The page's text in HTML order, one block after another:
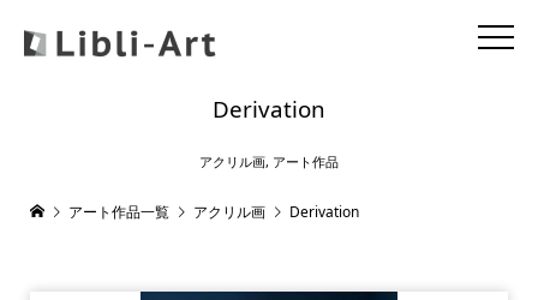
Derivation
アクリル画, アート作品
アート作品一覧 アクリル画 Derivation